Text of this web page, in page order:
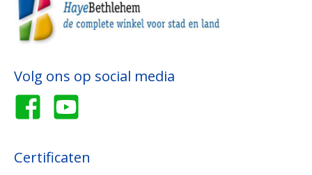
Volg ons op social media
Certificaten